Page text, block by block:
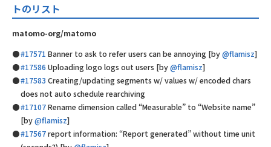
トのリスト
matomo-org/matomo
#17571 Banner to ask to refer users can be annoying [by@flamisz]
#17586 Uploading logo logs out users [by@flamisz]
#17583 Creating/updating segments w/ values w/ encoded chars
does not auto schedule rearchiving
#17107Rename dimension called “Measurable” to “Website name”
[by@flamisz]
#17567report information: “Report generated” without time unit